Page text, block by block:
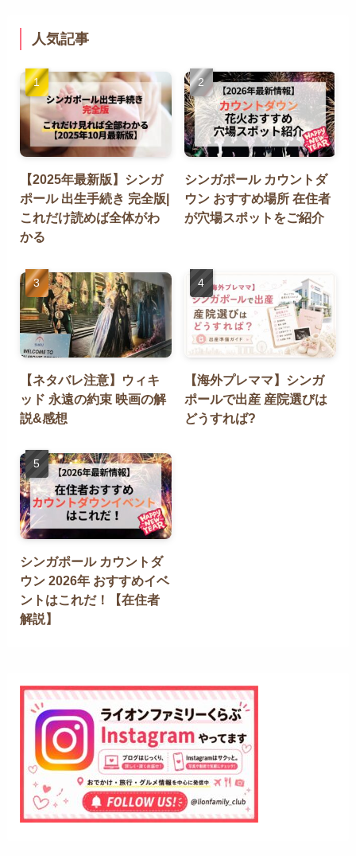
人気記事
【2025年最新版】シンガ
ポール 出生手続き 完全版|
これだけ読めば全体がわ
かる
シンガポール カウントダ
ウン おすすめ場所 在住者
が穴場スポットをご紹介
【ネタバレ注意】ウィキ
ッド 永遠の約束 映画の解
説&感想
【海外プレママ】シンガ
ポールで出産 産院選びは
どうすれば?
シンガポール カウントダ
ウン 2026年 おすすめイベ
ントはこれだ！【在住者
解説】